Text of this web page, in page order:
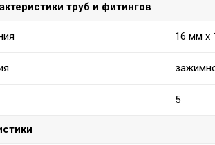
труб и фитингов
16 мм x
5